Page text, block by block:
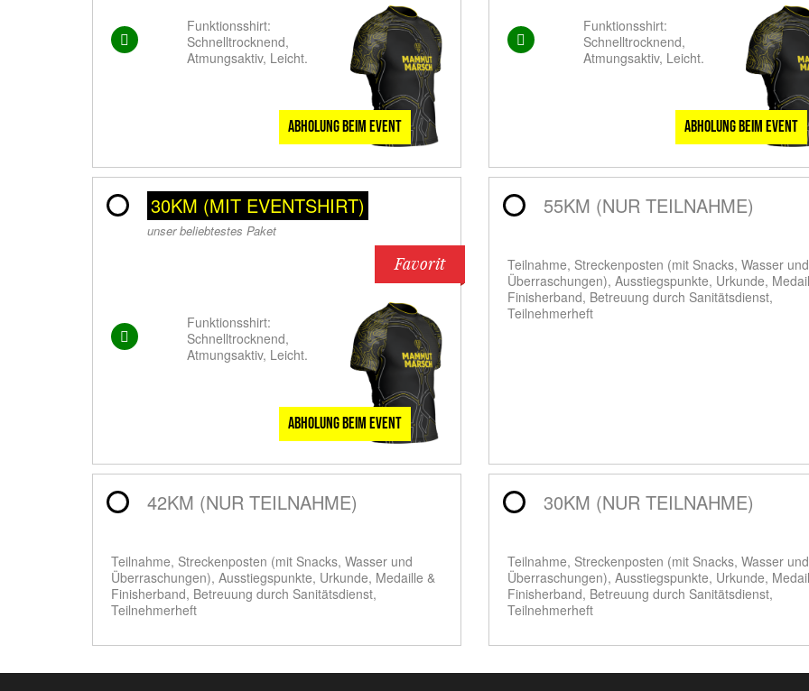
Funktionsshirt:
Schnelltrocknend,
Atmungsaktiv, Leicht.
Abholung beim Event
Funktionsshirt:
Schnelltrocknend,
Atmungsaktiv, Leicht.
Abholung beim Event
30KM (MIT EVENTSHIRT)
unser beliebtestes Paket
Favorit
Funktionsshirt:
Schnelltrocknend,
Atmungsaktiv, Leicht.
Abholung beim Event
55KM (NUR TEILNAHME)
Teilnahme, Streckenposten (mit Snacks, Wasser und
Überraschungen), Ausstiegspunkte, Urkunde,
Finisherband, Betreuung durch Sanitätsdienst,
Teilnehmerheft
42KM (NUR TEILNAHME)
Teilnahme, Streckenposten (mit Snacks, Wasser und
Überraschungen), Ausstiegspunkte, Urkunde, Medaille &
Finisherband, Betreuung durch Sanitätsdienst,
Teilnehmerheft
30KM (NUR TEILNAHME)
Teilnahme, Streckenposten (mit Snacks, Wasser und
Überraschungen), Ausstiegspunkte, Urkunde,
Finisherband, Betreuung durch Sanitätsdienst,
Teilnehmerheft